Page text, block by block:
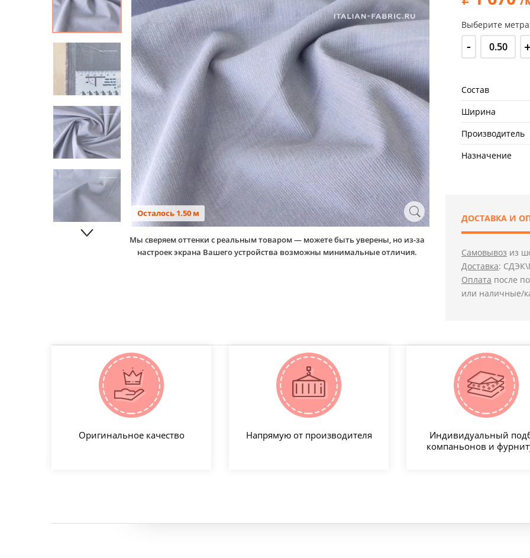
Осталось 1.50 м
Мы сверяем оттенки с реальным товаром — можете быть уверены, но из-за
настроек экрана Вашего устройства возможны минимальные отличия.
Выберите
- +
Состав
Ширина
Производитель
Назначение
ДОСТАВКА И
Самовывоз из
Доставка:
Оплата после
или наличные/
Оригинальное качество Напрямую от производителя
Индивидуальный
компаньонов и